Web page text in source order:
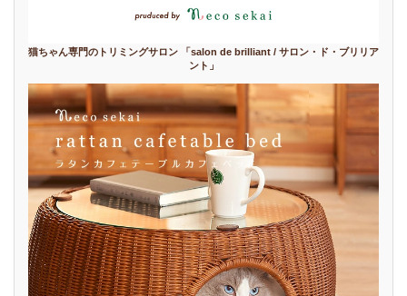
猫ちゃん専門のトリミングサロン 「salon de brilliant / サロン・ド・ブリリア
ント」